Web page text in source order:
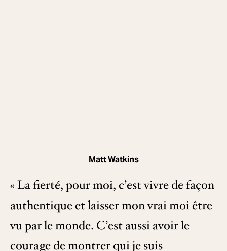
Matt Watkins
« La fierté, pour moi, c’est vivre de façon
authentique et laisser mon vrai moi être
vu par le monde. C’est aussi avoir le
courage de montrer qui je suis